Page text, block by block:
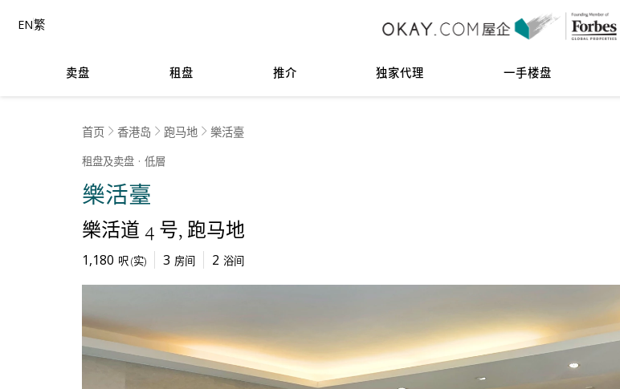
卖盘 租盘 推介 独家代理 一手楼盘
EN繁
首页 香港岛 跑马地 樂活臺
租盘及卖盘 低層
樂活臺
樂活道 4 号 跑马地
1,180 呎(实) 3 房间 2 浴间